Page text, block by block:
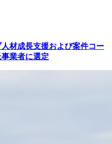
材成長支援および案件コー
業者に選定